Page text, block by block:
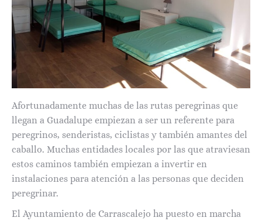
Afortunadamente muchas de las rutas peregrinas que
llegan a Guadalupe empiezan a ser un referente para
peregrinos, senderistas, ciclistas y también amantes del
caballo. Muchas entidades locales por las que atraviesan
estos caminos también empiezan a invertir en
instalaciones para atención a las personas que deciden
peregrinar.
El Ayuntamiento de Carrascalejo ha puesto en marcha